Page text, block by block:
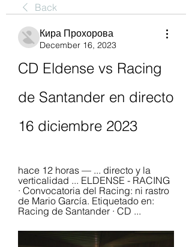
Back
Кира Прохорова
December 16, 2023
CD Eldense vs Racing
de Santander en directo
16 diciembre 2023
hace 12 horas — ... directo y la
verticalidad ... ELDENSE - RACING
· Convocatoria del Racing: ni rastro
de Mario García. Etiquetado en:
Racing de Santander · CD ...